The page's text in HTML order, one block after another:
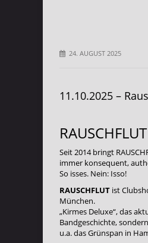
24. AUGUST 2025
11.10.2025 –
Seit 2014 bringt
immer konsequent,
So isses. Nein: Isso!
RAUSCHFLUT ist
München.
„Kirmes Deluxe“, das
Bandgeschichte,
u.a. das Grünspan in